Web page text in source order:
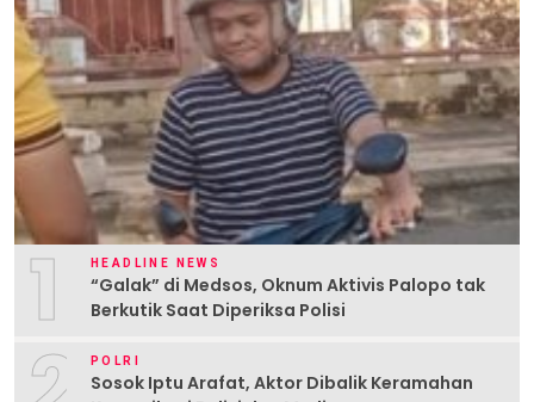
1 HEADLINE NEWS
“Galak” di Medsos, Oknum Aktivis Palopo tak
Berkutik Saat Diperiksa Polisi
POLRI
Sosok Iptu Arafat, Aktor Dibalik Keramahan